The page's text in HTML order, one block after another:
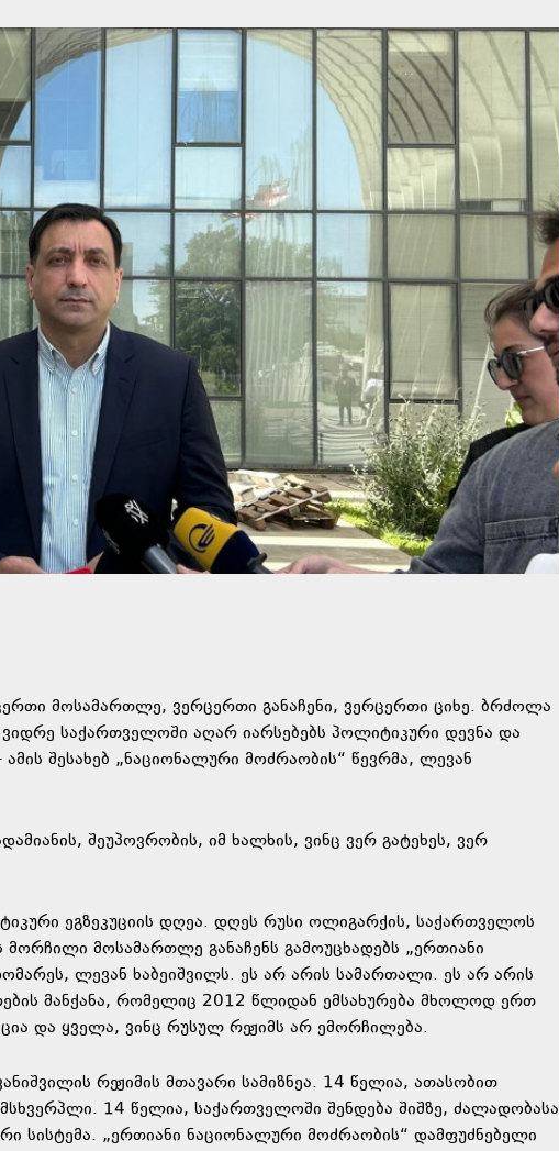
მოსამართლე, ვერცერთი განაჩენი, ვერცერთი ციხე. ბრძოლა
საქართველოში აღარ იარსებებს პოლიტიკური დევნა და
შესახებ „ნაციონალური მოძრაობის“ წევრმა, ლევან
შეუპოვრობის, იმ ხალხის, ვინც ვერ გატეხეს, ვერ
ეგზეკუციის დღეა. დღეს რუსი ოლიგარქის, საქართველოს
მოსამართლე განაჩენს გამოუცხადებს „ერთიანი
ლევან ხაბეიშვილს. ეს არ არის სამართალი. ეს არ არის
მანქანა, რომელიც 2012 წლიდან ემსახურება მხოლოდ ერთ
და ყველა, ვინც რუსულ რეჟიმს არ ემორჩილება.
რეჟიმის მთავარი სამიზნეა. 14 წელია, ათასობით
14 წელია, საქართველოში შენდება შიშზე, ძალადობასა
სისტემა. „ერთიანი ნაციონალური მოძრაობის“ დამფუძნებელი